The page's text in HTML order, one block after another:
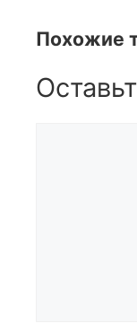
Похожие